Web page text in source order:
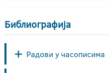
Библиографија
Радови у часописима